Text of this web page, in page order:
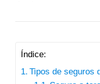
Índice:
Tipos de seguros